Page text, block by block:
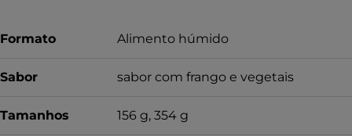
Formato Alimento húmido
Sabor sabor com frango e vegetais
Tamanhos 156 g, 354 g